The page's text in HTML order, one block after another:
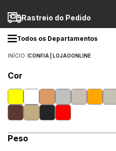
Rastreio do Pedido
Todos os Departamentos
INÍCIO CONFIA | LOJAOONLINE
Cor
Peso